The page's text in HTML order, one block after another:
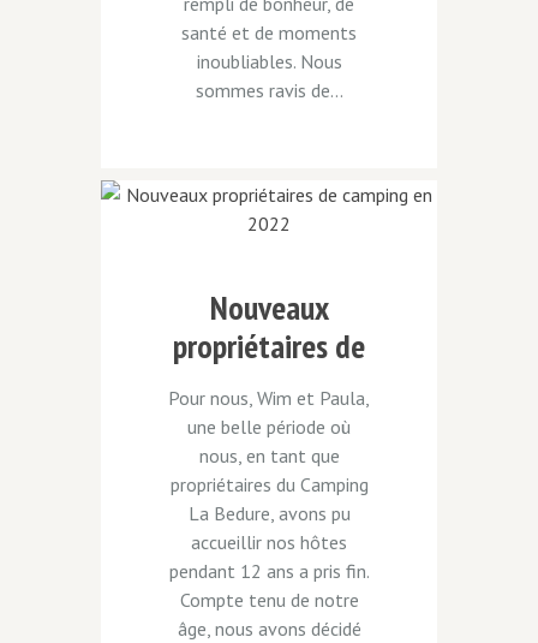
santé et de moments
inoubliables. Nous
sommes ravis de...
Nouveaux
propriétaires de
camping en
2022
Pour nous, Wim et Paula,
une belle période où
nous, en tant que
propriétaires du Camping
La Bedure, avons pu
accueillir nos hôtes
pendant 12 ans a pris fin.
Compte tenu de notre
âge, nous avons décidé